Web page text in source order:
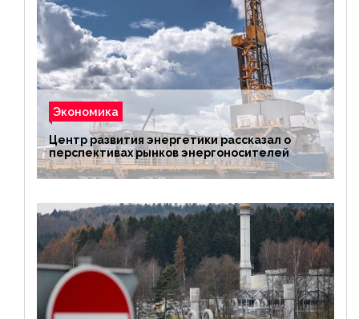
Экономика
Центр развития энергетики рассказал о
перспективах рынков энергоносителей